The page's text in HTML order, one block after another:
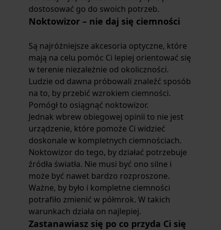
dostosować go do swoich potrzeb.
Noktowizor – nie daj się ciemności
Są najróżniejsze akcesoria optyczne, które
mają na celu pomóc Ci lepiej orientować się
w terenie niezależnie od okoliczności.
Ludzie od dawna próbowali znaleźć sposób
na to, by przebić wzrokiem ciemności.
Pomógł to osiągnąć noktowizor.
Jednak wbrew obiegowej opinii to nie jest
urządzenie, które pomoże Ci widzieć
doskonale w kompletnych ciemnościach.
Noktowizor do tego, by działać potrzebuje
źródła światła. Nie musi być ono silne i
może być nawet bardzo rozproszone.
Ważne, by było i kompletne ciemności
potrafiło zmienić w półmrok. W takich
warunkach działa on najlepiej.
Zastanawiasz się po co przyda Ci się